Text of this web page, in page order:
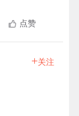
点赞
+关注